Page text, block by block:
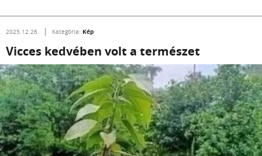
2025.12.26. Kategória: Kép
Vicces kedvében volt a természet